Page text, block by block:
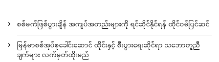
စစ်မက်ဖြစ်ပွားချိန် အကျပ်အတည်းများကို ရင်ဆိုင်နိုင်ရန် ထိုင်ဝမ်ပြင်ဆင်
မြန်မာစစ်အုပ်စုခေါင်းဆောင် ထိုင်းနှင့် စီးပွားရေးဆိုင်ရာ သဘောတူညီ
ချက်များ လက်မှတ်ထိုးမည်